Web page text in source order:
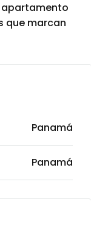
apartamento
que marcan
Panamá
Panamá